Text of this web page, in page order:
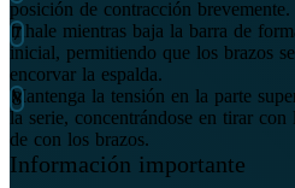
posición de contracción brevemente.
Inhale mientras baja la barra de
inicial, permitiendo que los brazos
encorvar la espalda.
Mantenga la tensión en la parte
la serie, concentrándose en tirar
de con los brazos.
Información importante